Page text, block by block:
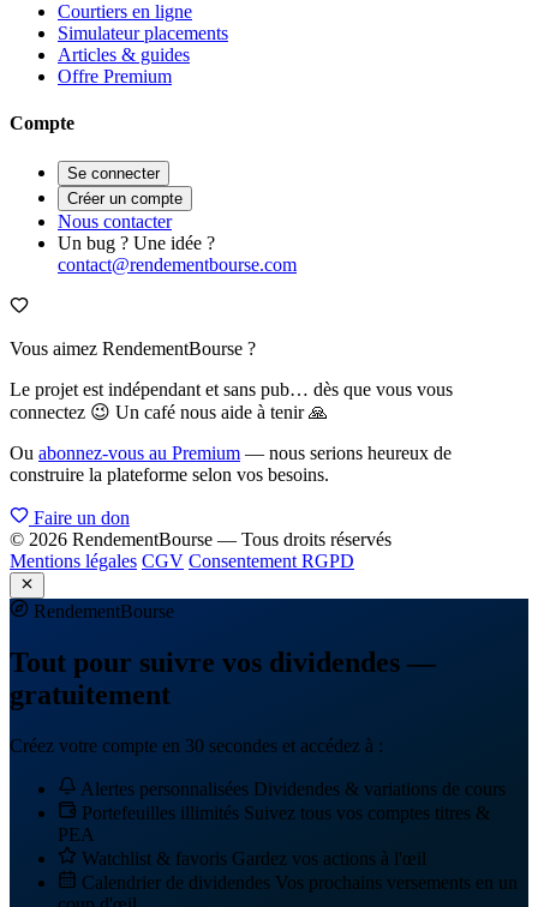
Courtiers en ligne
Simulateur placements
Articles & guides
Offre Premium
Compte
Se connecter
Créer un compte
Nous contacter
Un bug ? Une idée ?
contact@rendementbourse.com
Vous aimez RendementBourse ?
Le projet est indépendant et sans pub… dès que vous vous
connectez 😉 Un café nous aide à tenir 🙏
Ou abonnez-vous au Premium — nous serions heureux de
construire la plateforme selon vos besoins.
Faire un don
© 2026 RendementBourse — Tous droits réservés
Mentions légales CGV Consentement RGPD
RendementBourse
Tout pour suivre vos dividendes —
gratuitement
Créez votre compte en 30 secondes et accédez à :
Alertes personnalisées Dividendes & variations de cours
Portefeuilles illimités Suivez tous vos comptes titres &
PEA
Watchlist & favoris Gardez vos actions à l'œil
Calendrier de dividendes Vos prochains versements en un